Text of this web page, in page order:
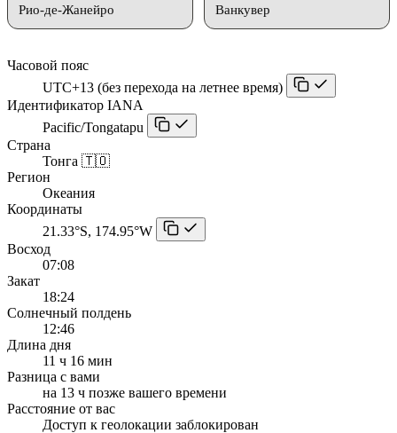
Рио-де-Жанейро Ванкувер
Часовой пояс
UTC+13 (без перехода на летнее время)
Идентификатор IANA
Pacific/Tongatapu
Страна
Тонга 🇹🇴
Регион
Океания
Координаты
21.33°S, 174.95°W
Восход
07:08
Закат
18:24
Солнечный полдень
12:46
Длина дня
11 ч 16 мин
Разница с вами
на 13 ч позже вашего времени
Расстояние от вас
Доступ к геолокации заблокирован